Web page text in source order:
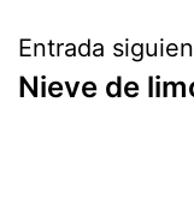
Entrada
Nieve de